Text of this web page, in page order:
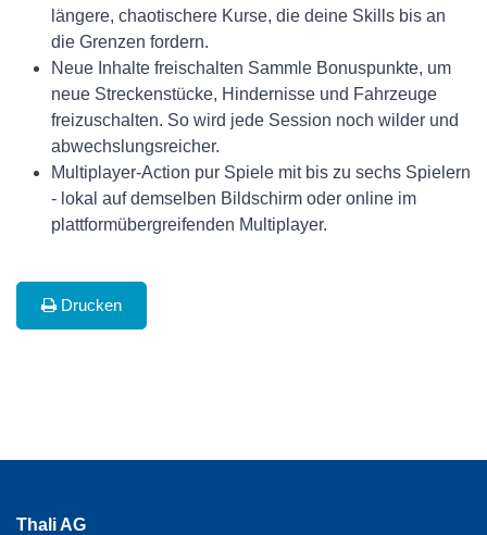
längere, chaotischere Kurse, die deine Skills bis an
die Grenzen fordern.
Neue Inhalte freischalten Sammle Bonuspunkte, um
neue Streckenstücke, Hindernisse und Fahrzeuge
freizuschalten. So wird jede Session noch wilder und
abwechslungsreicher.
Multiplayer-Action pur Spiele mit bis zu sechs Spielern
- lokal auf demselben Bildschirm oder online im
plattformübergreifenden Multiplayer.
Drucken
Thali AG